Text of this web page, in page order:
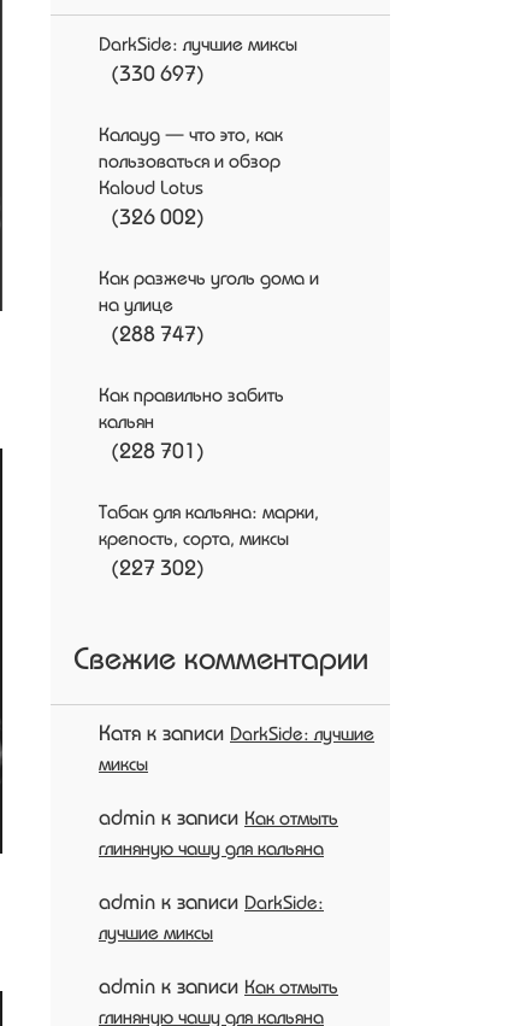
DarkSide: лучшие миксы
(330 697)
Калауд — что это, как
пользоваться и обзор
Kaloud Lotus
(326 002)
Как разжечь уголь дома и
на улице
(288 747)
Как правильно забить
кальян
(228 701)
Табак для кальяна: марки,
крепость, сорта, миксы
(227 302)
Свежие комментарии
Катя к записи DarkSide: лучшие
миксы
admin к записи Как отмыть
глиняную чашу для кальяна
admin к записи DarkSide:
лучшие миксы
admin к записи Как отмыть
глиняную чашу для кальяна